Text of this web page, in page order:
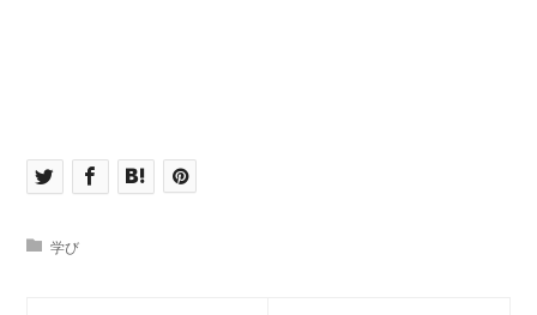
学び